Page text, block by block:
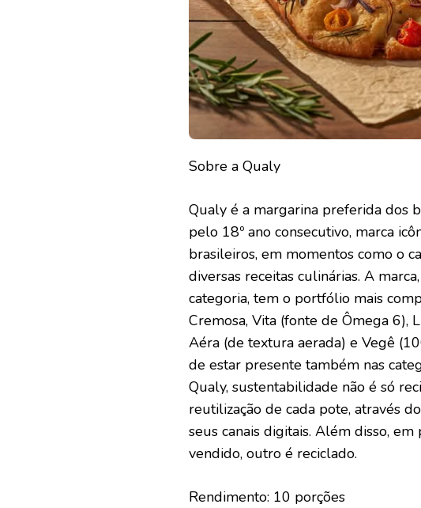
Sobre a Qualy
Qualy é a margarina preferida dos
pelo 18º ano consecutivo, marca
brasileiros, em momentos como o
diversas receitas culinárias. A
categoria, tem o portfólio mais
Cremosa, Vita (fonte de Ômega 6),
Aéra (de textura aerada) e Vegê
de estar presente também nas
Qualy, sustentabilidade não é só
reutilização de cada pote, através
seus canais digitais. Além disso,
vendido, outro é reciclado.
Rendimento: 10 porções